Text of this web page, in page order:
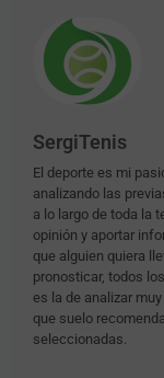
SergiTenis
El deporte es mi
analizando las
a lo largo de toda la
opinión y aportar
que alguien quiera
pronosticar, todos
es la de analizar
que suelo
seleccionadas.